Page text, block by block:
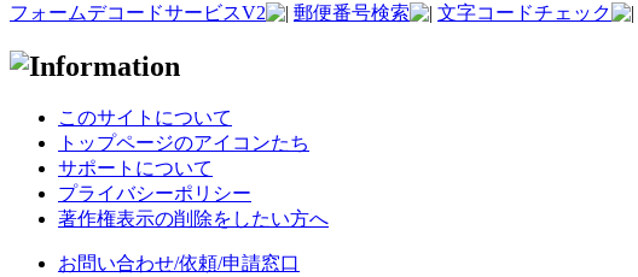
フォームデコードサービスV2 郵便番号検索 文字コードチェック
このサイトについて
トップページのアイコンたち
サポートについて
プライバシーポリシー
著作権表示の削除をしたい方へ
お問い合わせ/依頼/申請窓口